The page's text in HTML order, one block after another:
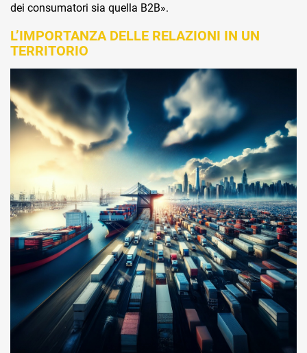
dei consumatori sia quella B2B».
L’IMPORTANZA DELLE RELAZIONI IN UN
TERRITORIO